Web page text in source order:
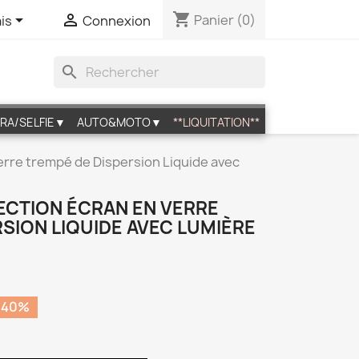
  Connexion shopping_cart Panier (0)
search
SELFIE▼ AUTO&MOTO▼ **LIQUITATION**
trempé de Dispersion Liquide avec
ÉCRAN EN VERRE
LIQUIDE AVEC LUMIÈRE